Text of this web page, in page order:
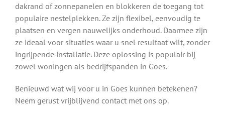
dakrand of zonnepanelen en blokkeren de toegang tot
populaire nestelplekken. Ze zijn flexibel, eenvoudig te
plaatsen en vergen nauwelijks onderhoud. Daarmee zijn
ze ideaal voor situaties waar u snel resultaat wilt, zonder
ingrijpende installatie. Deze oplossing is populair bij
zowel woningen als bedrijfspanden in Goes.
Benieuwd wat wij voor u in Goes kunnen betekenen?
Neem gerust vrijblijvend contact met ons op.